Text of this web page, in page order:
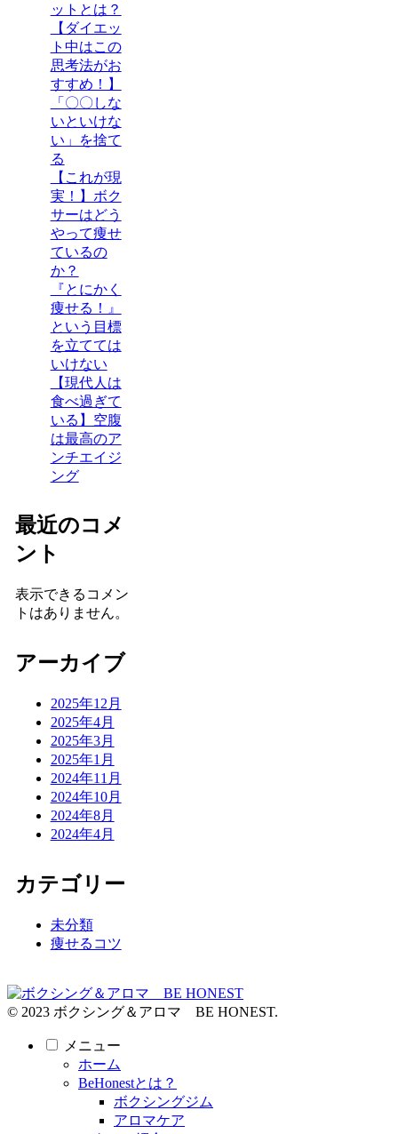
ットとは？
【ダイエッ
ト中はこの
思考法がお
すすめ！】
「〇〇しな
いといけな
い」を捨て
る
【これが現
実！】ボク
サーはどう
やって痩せ
ているの
か？
『とにかく
痩せる！』
という目標
を立てては
いけない
【現代人は
食べ過ぎて
いる】空腹
は最高のア
ンチエイジ
ング
最近のコメ
ント
表示できるコメン
トはありません。
アーカイブ
2025年12月
2025年4月
2025年3月
2025年1月
2024年11月
2024年10月
2024年8月
2024年4月
カテゴリー
未分類
痩せるコツ
© 2023 ボクシング＆アロマ BE HONEST.
メニュー
ホーム
BeHonestとは？
ボクシングジム
アロマケア